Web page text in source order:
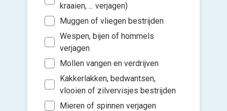
kraaien, ... verjagen)
Muggen of vliegen bestrijden
Wespen, bijen of hommels
verjagen
Mollen vangen en verdrijven
Kakkerlakken, bedwantsen,
vlooien of zilvervisjes bestrijden
Mieren of spinnen verjagen